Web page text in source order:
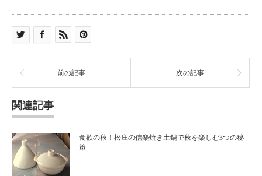
前の記事 次の記事
関連記事
食欲の秋！松庄の信楽焼き土鍋で秋を楽しむ3つの秘
策